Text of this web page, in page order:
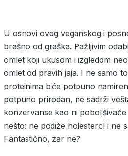
U osnovi ovog veganskog i
brašno od graška. Pažljivim
omlet koji ukusom i izgledom
omlet od pravih jaja. I ne samo
proteinima biće potpuno
potpuno prirodan, ne sadrži
konzervanse kao ni
nešto: ne podiže holesterol i ne
Fantastično, zar ne?